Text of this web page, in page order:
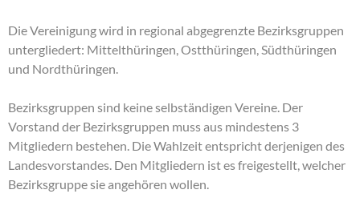
Die Vereinigung wird in regional abgegrenzte Bezirksgruppen
untergliedert: Mittelthüringen, Ostthüringen, Südthüringen
und Nordthüringen.
Bezirksgruppen sind keine selbständigen Vereine. Der
Vorstand der Bezirksgruppen muss aus mindestens 3
Mitgliedern bestehen. Die Wahlzeit entspricht derjenigen des
Landesvorstandes. Den Mitgliedern ist es freigestellt, welcher
Bezirksgruppe sie angehören wollen.